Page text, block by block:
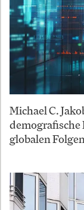
Michael C.
globalen Folgen